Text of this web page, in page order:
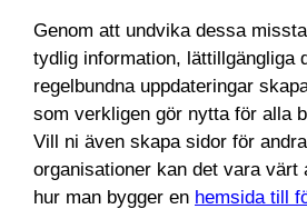
Genom att undvika dessa
tydlig information, lättillgängliga
regelbundna uppdateringar
som verkligen gör nytta för alla
Vill ni även skapa sidor för
organisationer kan det vara värt
hur man bygger en hemsida till